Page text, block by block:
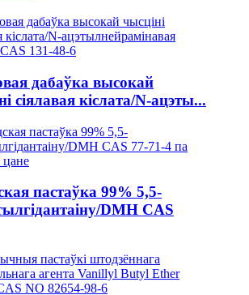
дабаўка высокай
сіялавая кіслата/N-ацэты...
пастаўка 99% 5,5-
DMH CAS